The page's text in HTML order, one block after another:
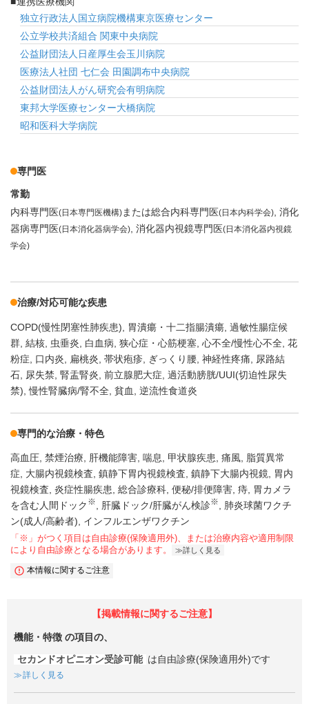
独立行政法人国立病院機構東京医療センター
公立学校共済組合 関東中央病院
公益財団法人日産厚生会玉川病院
医療法人社団 七仁会 田園調布中央病院
公益財団法人がん研究会有明病院
東邦大学医療センター大橋病院
昭和医科大学病院
専門医
常勤
内科専門医(日本専門医機構)または総合内科専門医(日本内科学会) 消化
器病専門医(日本消化器病学会) 消化器内視鏡専門医(日本消化器内視鏡
学会)
治療/対応可能な疾患
COPD(慢性閉塞性肺疾患) 胃潰瘍・十二指腸潰瘍 過敏性腸症候
群 結核 虫垂炎 白血病 狭心症・心筋梗塞 心不全/慢性心不全 花
粉症
口内炎 扁桃炎 帯状疱疹 ぎっくり腰 神経性疼痛
尿路結
石
尿失禁 腎盂腎炎 前立腺肥大症 過活動膀胱/UUI(切迫性尿失
禁) 慢性腎臓病/腎不全 貧血 逆流性食道炎
専門的な治療・特色
高血圧 禁煙治療 肝機能障害 喘息 甲状腺疾患 痛風
脂質異常
症
大腸内視鏡検査 鎮静下胃内視鏡検査 鎮静下大腸内視鏡
胃内
視鏡検査 炎症性腸疾患 総合診療科 便秘/排便障害 痔
胃カメラ
を含む人間ドック ※ 肝臓ドック/肝臓がん検診※
肺炎球菌ワクチ
ン(成人/高齢者)
インフルエンザワクチン
「※」がつく項目は自由診療(保険適用外)、または治療内容や適用制限
により自由診療となる場合があります。
詳しく見る
本情報に関するご注意
【掲載情報に関するご注意】
機能・特徴 の項目の、
セカンドオピニオン受診可能 は自由診療(保険適用外)です
詳しく見る